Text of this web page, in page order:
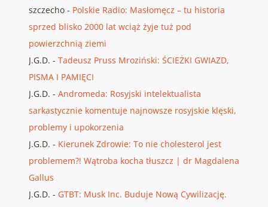
szczecho- Polskie Radio: Masłomęcz – tu historia
sprzed blisko 2000 lat wciąż żyje tuż pod
powierzchnią ziemi
J.G.D. - Tadeusz Pruss Mroziński: ŚCIEŻKI GWIAZD,
PISMA I PAMIĘCI
J.G.D. - Andromeda: Rosyjski intelektualista
sarkastycznie komentuje najnowsze rosyjskie klęski,
problemy i upokorzenia
J.G.D. - Kierunek Zdrowie: To nie cholesterol jest
problemem?! Wątroba kocha tłuszcz | dr Magdalena
Gallus
J.G.D. - GTBT: Musk Inc. Buduje Nową Cywilizację.